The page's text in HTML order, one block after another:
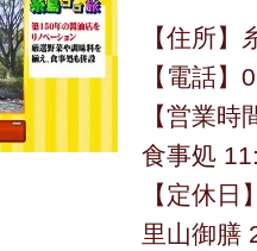
【住所】
【電話
【営業
食事処
【定休
里山御膳